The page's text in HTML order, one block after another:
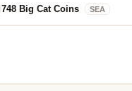
748 Big Cat Coins SEA